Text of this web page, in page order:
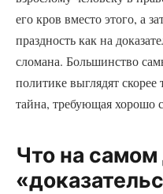
его кров вместо этого, а
праздность как на
сломана. Большинство
политике выглядят скорее
тайна, требующая хорошо
Что на самом